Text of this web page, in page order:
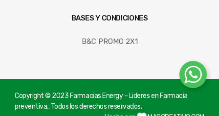
BASES Y CONDICIONES
B&C PROMO 2X1
Copyright © 2023 Farmacias Energy – Lideres en Farmacia
preventiva.. Todos los derechos reservados.